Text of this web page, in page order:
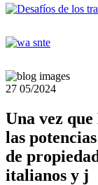
27 05/2024
Una vez
las
de
italianos y j